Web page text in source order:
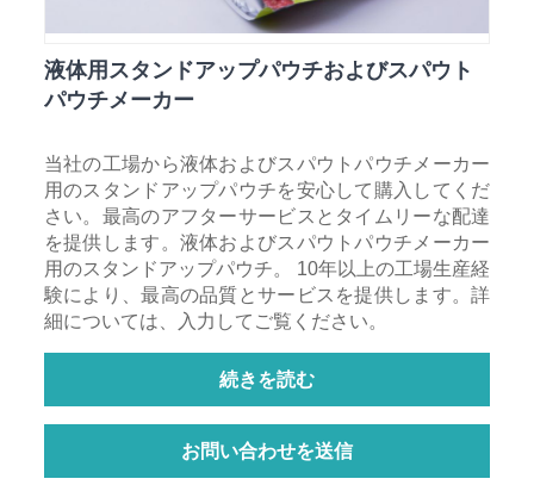
液体用スタンドアップパウチおよびスパウト
パウチメーカー
当社の工場から液体およびスパウトパウチメーカー
用のスタンドアップパウチを安心して購入してくだ
さい。最高のアフターサービスとタイムリーな配達
を提供します。液体およびスパウトパウチメーカー
用のスタンドアップパウチ。 10年以上の工場生産経
験により、最高の品質とサービスを提供します。詳
細については、入力してご覧ください。
続きを読む
お問い合わせを送信